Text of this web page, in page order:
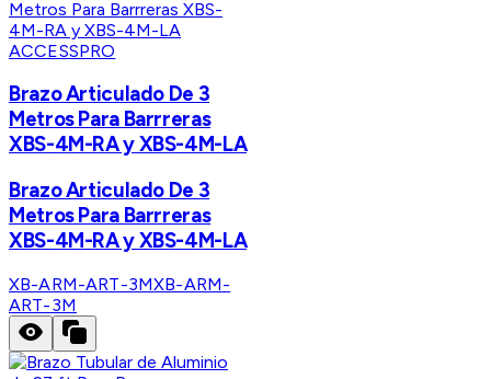
ACCESSPRO
Brazo Articulado De 3
Metros Para Barrreras
XBS-4M-RA y XBS-4M-LA
Brazo Articulado De 3
Metros Para Barrreras
XBS-4M-RA y XBS-4M-LA
XB-ARM-ART-3MXB-ARM-
ART-3M